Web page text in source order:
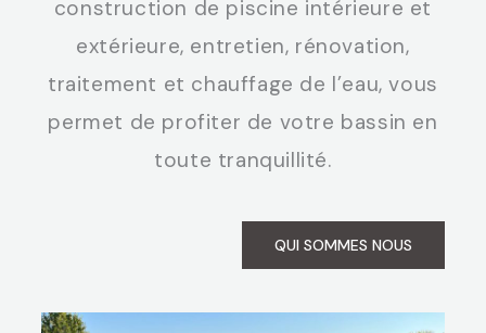
construction de piscine intérieure et
extérieure, entretien, rénovation,
traitement et chauffage de l’eau, vous
permet de profiter de votre bassin en
toute tranquillité.
QUI SOMMES NOUS